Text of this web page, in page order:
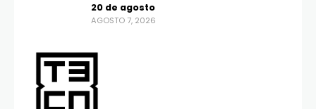
20 de agosto
AGOSTO 7, 2026